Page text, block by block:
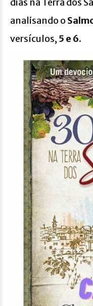
analisando o
versículos, 5 e 6.